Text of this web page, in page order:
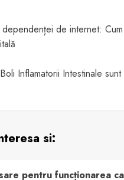
dependenței de internet:
Inflamatorii Intestinale
si:
pentru funcționarea